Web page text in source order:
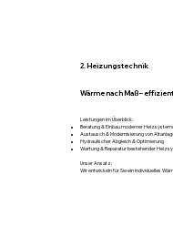
2. Heizungstechnik
Wärme nach Maß –
Leistungen im Überblick:
Beratung & Einbau moderner
Austausch & Modernisierung von
Hydraulischer Abgleich & Optimierung
Wartung & Reparatur bestehender
Unser Ansatz:
Wir entwickeln für Sie ein individuelles